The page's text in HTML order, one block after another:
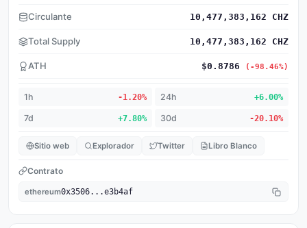
Circulante 10,477,383,162 CHZ
Total Supply 10,477,383,162 CHZ
ATH $0.8786 (-98.46%)
1h -1.20% 24h +6.00%
7d +7.80% 30d -20.10%
Sitio web Explorador Twitter Libro Blanco
Contrato
ethereum0x3506...e3b4af